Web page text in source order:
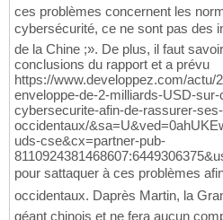
ces problèmes concernent les
cybersécurité, ce ne sont pas des
de la Chine ;». De plus, il faut
conclusions du rapport et a prévu
https://www.developpez.com/actu/
enveloppe-de-2-milliards-USD-
cybersecurite-afin-de-rassurer-
occidentaux/
uds-cse&cx=partner-pub-
pour sattaquer à ces problèmes
occidentaux. Daprès Martin, la
géant chinois et ne fera aucun